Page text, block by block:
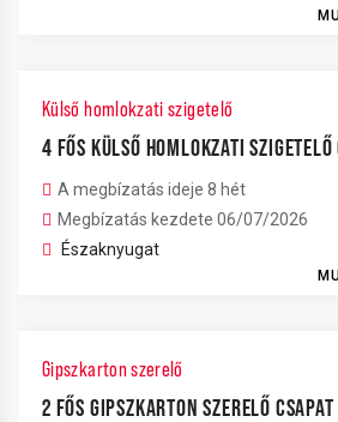
Külső homlokzati szigetelő
4 FŐS KÜLSŐ HOMLOKZATI SZIGETELŐ
A megbízatás ideje 8 hét
Megbízatás kezdete 06/07/2026
Északnyugat
Gipszkarton szerelő
2 FŐS GIPSZKARTON SZERELŐ CSAPAT